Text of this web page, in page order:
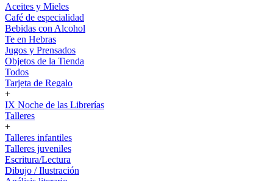
Aceites y Mieles
Café de especialidad
Bebidas con Alcohol
Te en Hebras
Jugos y Prensados
Objetos de la Tienda
Todos
Tarjeta de Regalo
+
IX Noche de las Librerías
Talleres
+
Talleres infantiles
Talleres juveniles
Escritura/Lectura
Dibujo / Ilustración